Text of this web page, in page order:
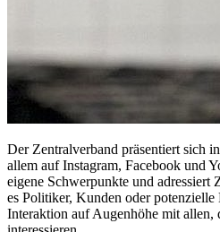
Der Zentralverband präsentiert sich
allem auf Instagram, Facebook und
eigene Schwerpunkte und adressiert
es Politiker, Kunden oder potenzielle
Interaktion auf Augenhöhe mit allen,